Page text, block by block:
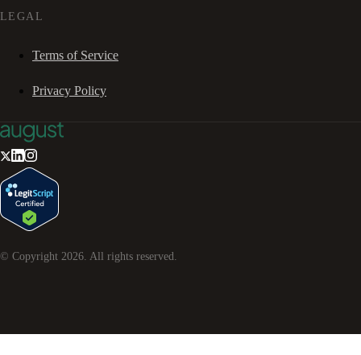
LEGAL
Terms of Service
Privacy Policy
© Copyright 2026. All rights reserved.